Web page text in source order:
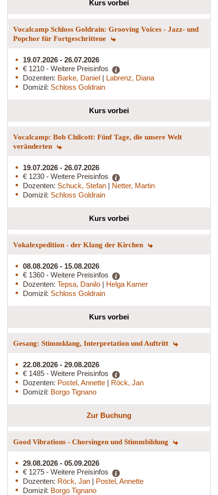
Kurs vorbei
Vocalcamp Schloss Goldrain: Grooving Voices - Jazz- und
Popchor für Fortgeschrittene
19.07.2026 - 26.07.2026
€ 1210 - Weitere Preisinfos
Dozenten: Barke, Daniel | Labrenz, Diana
Domizil: Schloss Goldrain
Kurs vorbei
Vocalcamp: Bob Chilcott: Fünf Tage, die unsere Welt
veränderten
19.07.2026 - 26.07.2026
€ 1230 - Weitere Preisinfos
Dozenten: Schuck, Stefan | Netter, Martin
Domizil: Schloss Goldrain
Kurs vorbei
Vokalexpedition - der Klang der Kirchen
08.08.2026 - 15.08.2026
€ 1360 - Weitere Preisinfos
Dozenten: Tepsa, Danilo | Helga Karner
Domizil: Schloss Goldrain
Kurs vorbei
Gesang: Stimmklang, Interpretation und Auftritt
22.08.2026 - 29.08.2026
€ 1485 - Weitere Preisinfos
Dozenten: Postel, Annette | Röck, Jan
Domizil: Borgo Tignano
Zur Buchung
Good Vibrations - Chorsingen und Stimmbildung
29.08.2026 - 05.09.2026
€ 1275 - Weitere Preisinfos
Dozenten: Röck, Jan | Postel, Annette
Domizil: Borgo Tignano